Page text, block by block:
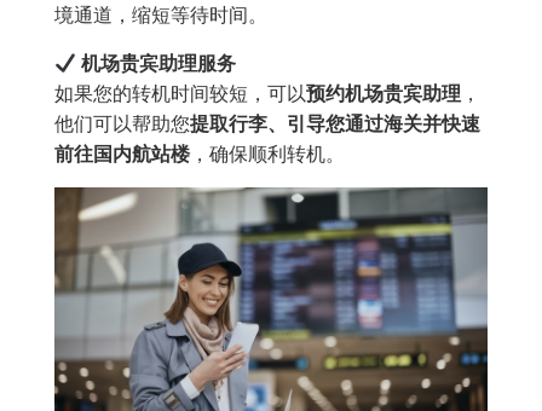
境通道，缩短等待时间。
机场贵宾助理服务
如果您的转机时间较短，可以预约机场贵宾助理 ，
他们可以帮助您提取行李、引导您通过海关并快速
前往国内航站楼 ，确保顺利转机。